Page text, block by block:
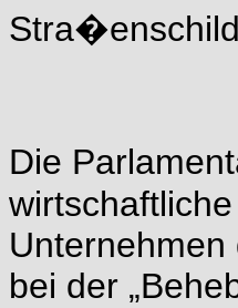
Die
bei der